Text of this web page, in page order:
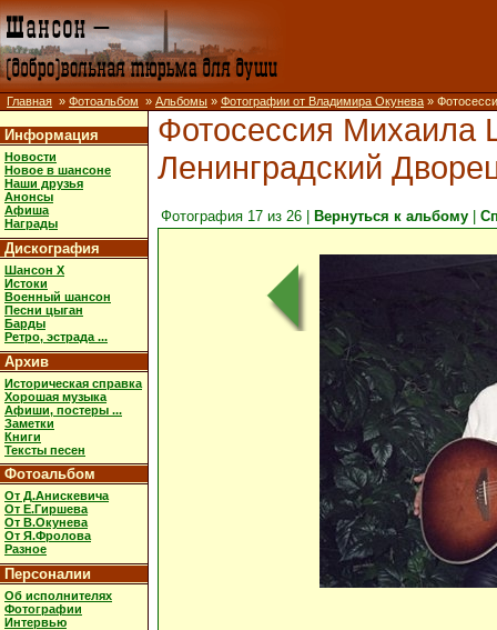
Главная » Фотоальбом » Альбомы » Фотографии от Владимира Окунева »
Информация
Новости
Новое в шансоне
Наши друзья
Анонсы
Афиша
Награды
Дискография
Шансон X
Истоки
Военный шансон
Песни цыган
Барды
Ретро, эстрада ...
Архив
Историческая справка
Хорошая музыка
Афиши, постеры ...
Заметки
Книги
Тексты песен
Фотоальбом
От Д.Анискевича
От Е.Гиршева
От В.Окунева
От Я.Фролова
Разное
Персоналии
Об исполнителях
Фотографии
Интервью
Фотосессия Михаила
Ленинградский
Фотография 17 из 26 | Вернуться к альбому